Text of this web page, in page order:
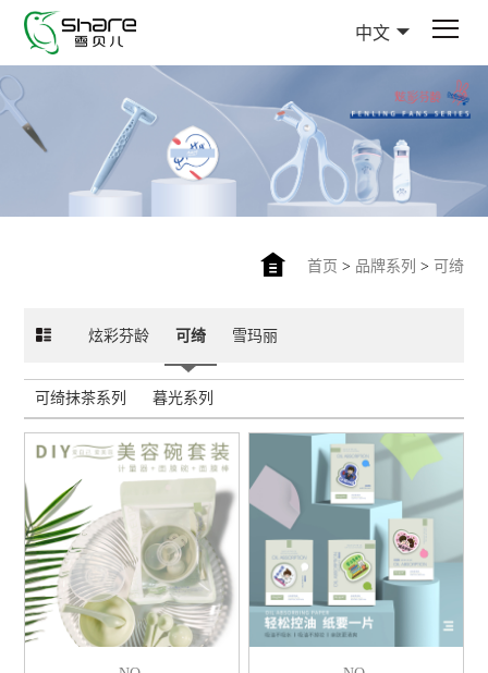
中文
首页 > 品牌系列 > 可绮
炫彩芬龄 可绮 雪玛丽
可绮抹茶系列 暮光系列